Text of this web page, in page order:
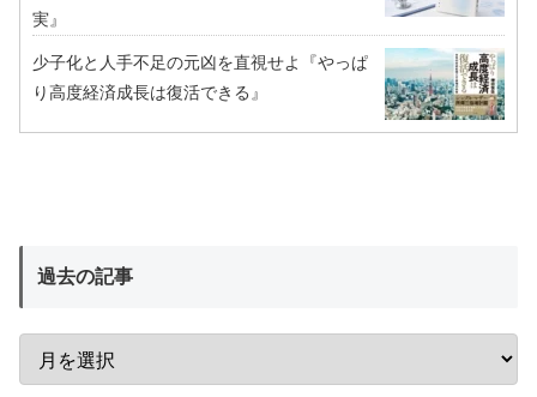
実』
少子化と人手不足の元凶を直視せよ『やっぱ
り高度経済成長は復活できる』
過去の記事